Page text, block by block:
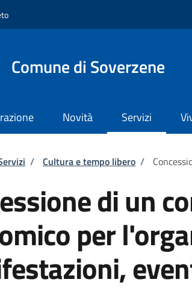
Comune di Soverzene
Novità Servizi
di pane
/ Cultura e tempo libero /
di un
per